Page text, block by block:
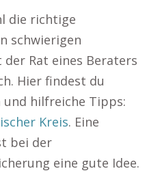
die richtige
schwierigen
Rat eines Beraters
Hier findest du
hilfreiche Tipps:
Kreis. Eine
bei der
eine gute Idee.